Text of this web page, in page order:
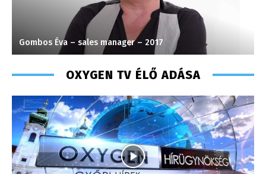
Gombos Éva – sales manager – 2017
OXYGEN TV ÉLŐ ADÁSA